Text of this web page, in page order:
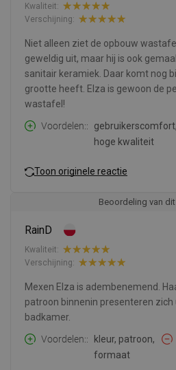
Kwaliteit:
Verschijning:
Niet alleen ziet de opbouw
geweldig uit, maar hij is ook
sanitair keramiek. Daar komt nog
grootte heeft. Elza is gewoon de
wastafel!
Voordelen:
gebruikerscomfort,
hoge kwaliteit
Toon originele reactie
Beoordeling van
RainD
Kwaliteit:
Verschijning:
Mexen Elza is adembenemend.
patroon binnenin presenteren
badkamer.
Voordelen:
kleur, patroon,
formaat